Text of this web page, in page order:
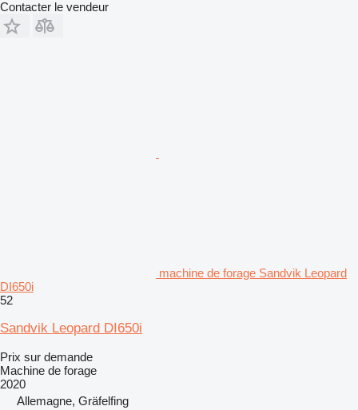
Contacter le vendeur
machine de forage Sandvik Leopard
DI650i
52
Sandvik Leopard DI650i
Prix sur demande
Machine de forage
2020
Allemagne, Gräfelfing